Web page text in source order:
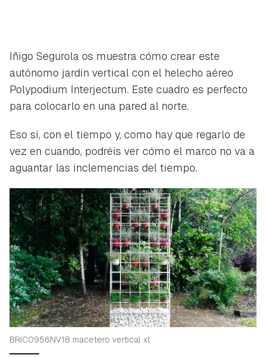
Iñigo Segurola os muestra cómo crear este
autónomo jardín vertical con el helecho aéreo
Polypodium Interjectum. Este cuadro es perfecto
para colocarlo en una pared al norte.
Eso sí, con el tiempo y, como hay que regarlo de
vez en cuando, podréis ver cómo el marco no va a
aguantar las inclemencias del tiempo.
BRIC0956NV18 macetero vertical xl